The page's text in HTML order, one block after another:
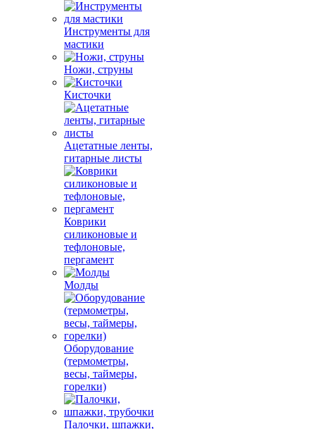
Инструменты для
мастики
Ножи, струны
Кисточки
Ацетатные ленты,
гитарные листы
Коврики
силиконовые и
тефлоновые,
пергамент
Молды
Оборудование
(термометры,
весы, таймеры,
горелки)
Палочки, шпажки,